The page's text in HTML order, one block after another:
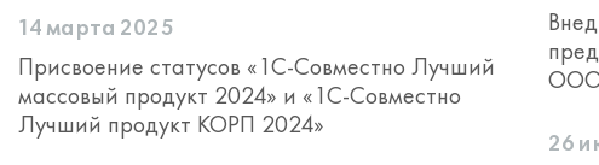
14 марта 2025
Присвоение статусов «1С-Совместно Лучший
массовый продукт 2024» и «1С-Совместно
Лучший продукт КОРП 2024»
ООО
26